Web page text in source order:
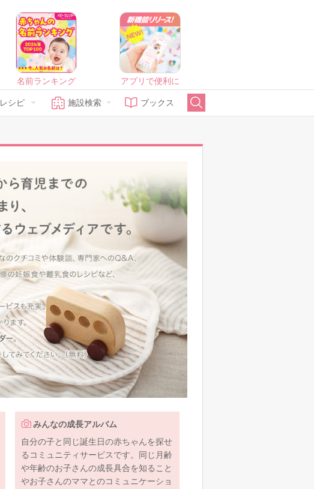
名前ランキング アプリで便利に
レシピ 施設検索 ブックス
みんなの成長アルバム
自分の子と同じ誕生日の赤ちゃんを探せ
るコミュニティサービスです。同じ月齢
や年齢のお子さんの成長具合を知ること
やお子さんのママとのコミュニケーショ